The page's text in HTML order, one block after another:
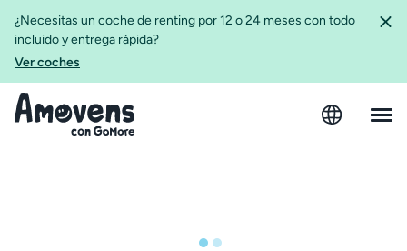
¿Necesitas un coche de renting por 12 o 24 meses con todo
incluido y entrega rápida?
Ver coches